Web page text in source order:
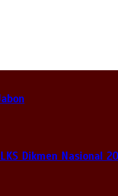
Dikmen Nasional